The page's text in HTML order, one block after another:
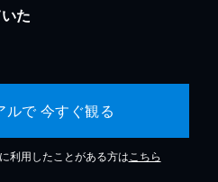
た
ルで 今すぐ観る
利用したことがある方は こちら